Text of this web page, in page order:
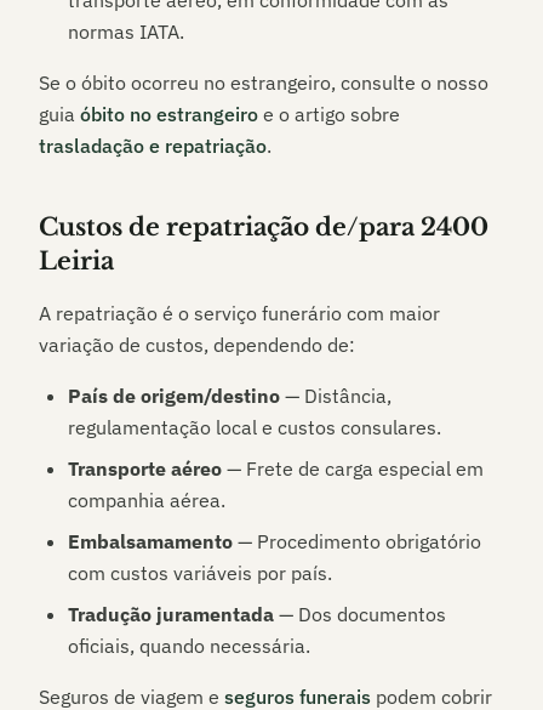
normas IATA.
Se o óbito ocorreu no estrangeiro, consulte o nosso
guia óbito no estrangeiro e o artigo sobre
trasladação e repatriação.
Custos de repatriação de/para 2400
Leiria
A repatriação é o serviço funerário com maior
variação de custos, dependendo de:
País de origem/destino — Distância,
regulamentação local e custos consulares.
Transporte aéreo — Frete de carga especial em
companhia aérea.
Embalsamamento — Procedimento obrigatório
com custos variáveis por país.
Tradução juramentada — Dos documentos
oficiais, quando necessária.
Seguros de viagem e seguros funerais podem cobrir